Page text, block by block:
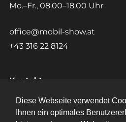
Mo.–Fr., 08.00–18.00 Uhr
office@mobil-show.at
+43 316 22 8124
Kontakt
Datenschutz
Diese Webseite verwendet
Ihnen ein optimales
Diese Webseite verwendet
Ihnen ein optimales